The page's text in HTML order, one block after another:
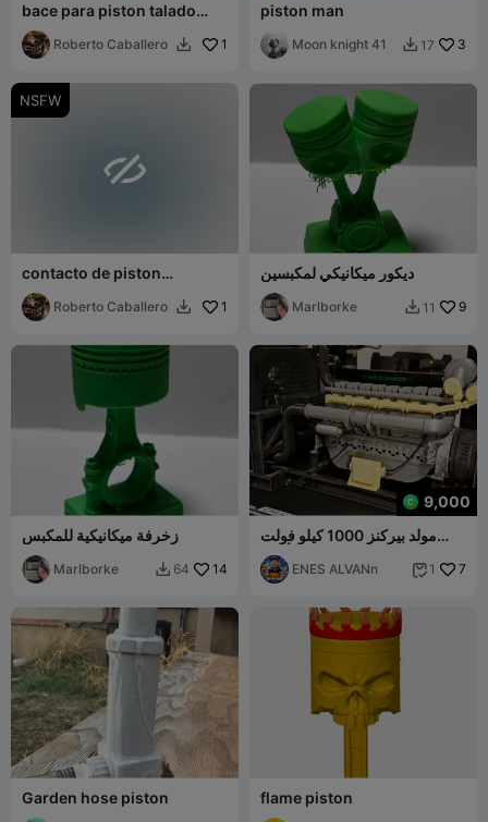
bace para piston talado
linea 1
Roberto Caballero  1
piston man
Moon knight 41  17 3
NSFW

contacto de piston
sujetador de material
Roberto Caballero  1
ديكور ميكانيكي لمكبسين
Marlborke  11 9
زخرفة ميكانيكية للمكبس
Marlborke  64 14
9,000
مولد بيركنز 1000 كيلو فولت
ENES ALVANn  1 7
Garden hose piston flame piston